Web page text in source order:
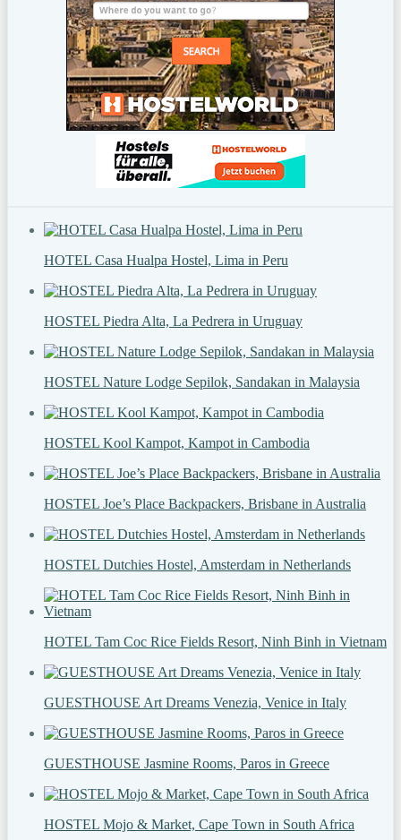
HOTEL Casa Hualpa Hostel, Lima in Peru
HOSTEL Piedra Alta, La Pedrera in Uruguay
HOSTEL Nature Lodge Sepilok, Sandakan in Malaysia
HOSTEL Kool Kampot, Kampot in Cambodia
HOSTEL Joe’s Place Backpackers, Brisbane in Australia
HOSTEL Dutchies Hostel, Amsterdam in Netherlands
HOTEL Tam Coc Rice Fields Resort, Ninh Binh in Vietnam
GUESTHOUSE Art Dreams Venezia, Venice in Italy
GUESTHOUSE Jasmine Rooms, Paros in Greece
HOSTEL Mojo & Market, Cape Town in South Africa